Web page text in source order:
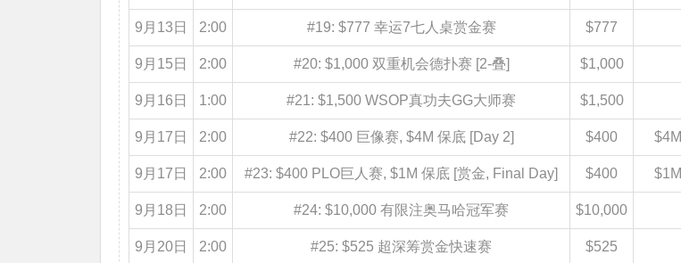
9月13日 2:00 #19: $777 幸运7七人桌赏金赛 $777
9月15日 2:00 #20: $1,000 双重机会德扑赛 [2-叠] $1,000
9月16日 1:00 #21: $1,500 WSOP真功夫GG大师赛 $1,500
9月17日 2:00 #22: $400 巨像赛, $4M 保底 [Day 2] $400 $4M
9月17日 2:00 #23: $400 PLO巨人赛, $1M 保底 [赏金, Final Day] $400 $1M
9月18日 2:00 #24: $10,000 有限注奥马哈冠军赛 $10,000
9月20日 2:00 #25: $525 超深筹赏金快速赛 $525